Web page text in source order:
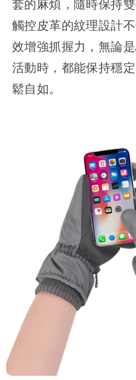
套的麻煩，隨時保持
觸控皮革的紋理設計
效增強抓握力，無論
活動時，都能保持穩
鬆自如。